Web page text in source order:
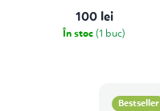
100 lei
În stoc (1 buc)
Bestseller